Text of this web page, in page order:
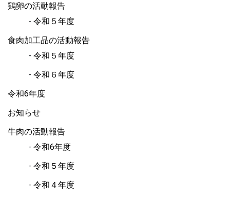
鶏卵の活動報告
令和５年度
食肉加工品の活動報告
令和５年度
令和６年度
令和6年度
お知らせ
牛肉の活動報告
令和6年度
令和５年度
令和４年度